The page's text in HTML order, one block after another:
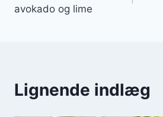
avokado og lime
Lignende indlæg